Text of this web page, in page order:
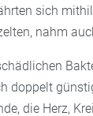
sich
nahm
doppelt
die Herz,